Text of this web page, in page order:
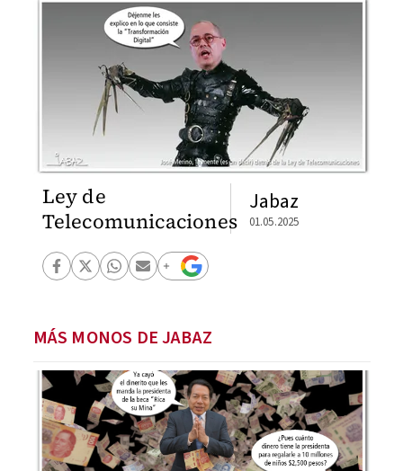
Ley de
Telecomunicaciones
Jabaz
01.05.2025
MÁS MONOS DE JABAZ